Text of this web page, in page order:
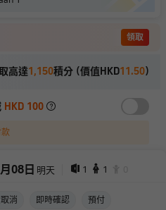
領取
高達1,150積分 (價值HKD11.50)
HKD 100
月 08 日 明天 1 1
消 即時確認 預付